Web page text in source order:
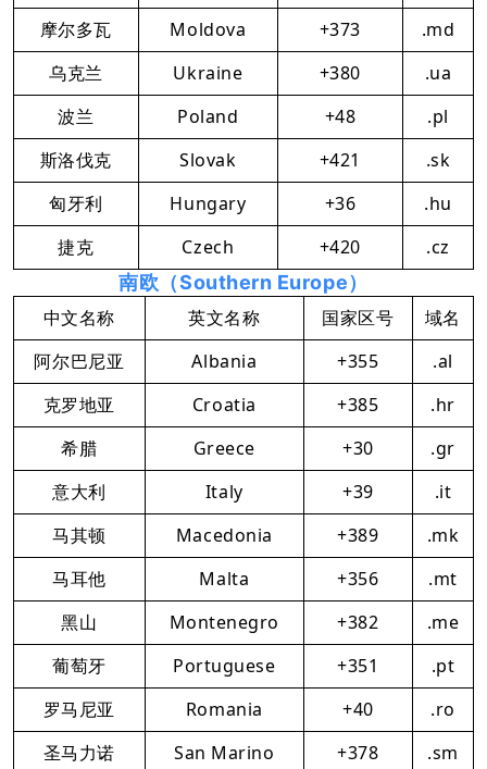
摩尔多瓦
Moldova +373
.md
乌克兰
Ukraine +380
.ua
波兰
Poland +48
.pl
斯洛伐克
Slovak +421
.sk
匈牙利
Hungary +36
.hu
捷克
Czech +420 .cz
南欧（Southern Europe）
中文名称 英文名称 国家区号
域名
阿尔巴尼亚
Albania +355
.al
克罗地亚
Croatia +385
.hr
希腊
Greece +30
.gr
意大利
Italy +39
.it
马其顿
Macedonia +389
.mk
马耳他
Malta +356
.mt
黑山
Montenegro +382
.me
葡萄牙
Portuguese +351
.pt
罗马尼亚
Romania +40
.ro
圣马力诺
San Marino +378
.sm